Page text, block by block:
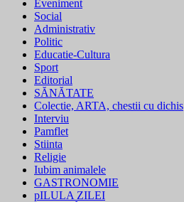
Eveniment
Social
Administrativ
Politic
Educatie-Cultura
Sport
Editorial
SĂNĂTATE
Colectie, ARTA, chestii cu dichis
Interviu
Pamflet
Stiinta
Religie
Iubim animalele
GASTRONOMIE
pILULA ZILEI